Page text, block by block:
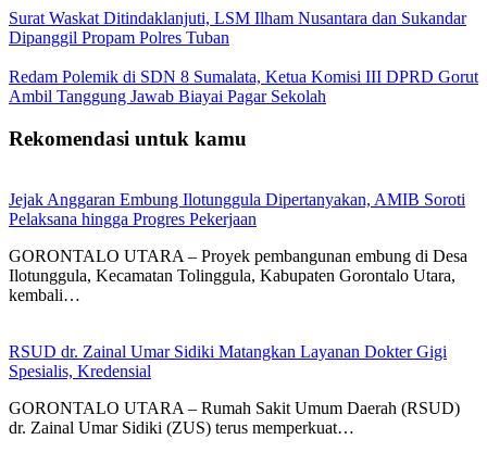
Surat Waskat Ditindaklanjuti, LSM Ilham Nusantara dan Sukandar
Dipanggil Propam Polres Tuban
Redam Polemik di SDN 8 Sumalata, Ketua Komisi III DPRD Gorut
Ambil Tanggung Jawab Biayai Pagar Sekolah
Rekomendasi untuk kamu
Jejak Anggaran Embung Ilotunggula Dipertanyakan, AMIB Soroti
Pelaksana hingga Progres Pekerjaan
GORONTALO UTARA – Proyek pembangunan embung di Desa
Ilotunggula, Kecamatan Tolinggula, Kabupaten Gorontalo Utara,
kembali…
RSUD dr. Zainal Umar Sidiki Matangkan Layanan Dokter Gigi
Spesialis, Kredensial
GORONTALO UTARA – Rumah Sakit Umum Daerah (RSUD)
dr. Zainal Umar Sidiki (ZUS) terus memperkuat…